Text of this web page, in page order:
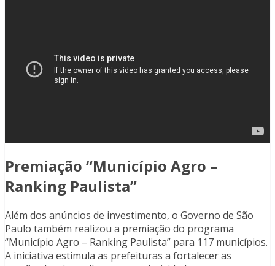
Premiação “Município Agro –
Ranking Paulista”
Além dos anúncios de investimento, o Governo de São
Paulo também realizou a premiação do programa
“Município Agro – Ranking Paulista” para 117 municípios.
A iniciativa estimula as prefeituras a fortalecer as